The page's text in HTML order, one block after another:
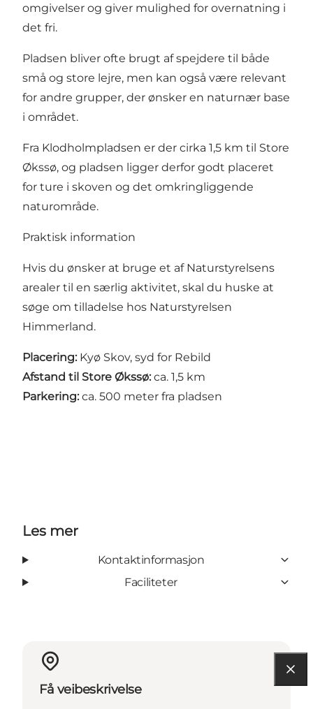
omgivelser og giver mulighed for overnatning i
det fri.
Pladsen bliver ofte brugt af spejdere til både
små og store lejre, men kan også være relevant
for andre grupper, der ønsker en naturnær base
i området.
Fra Klodholmpladsen er der cirka 1,5 km til Store
Økssø, og pladsen ligger derfor godt placeret
for ture i skoven og det omkringliggende
naturområde.
Praktisk information
Hvis du ønsker at bruge et af Naturstyrelsens
arealer til en særlig aktivitet, skal du huske at
søge om tilladelse hos Naturstyrelsen
Himmerland.
Placering: Kyø Skov, syd for Rebild
Afstand til Store Økssø: ca. 1,5 km
Parkering: ca. 500 meter fra pladsen
Les mer
Kontaktinformasjon
Faciliteter
Få veibeskrivelse